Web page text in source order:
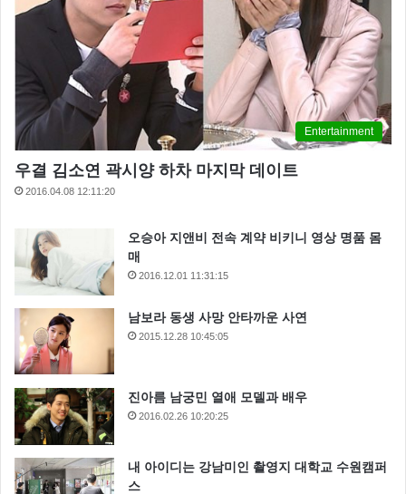
Entertainment
우결 김소연 곽시양 하차 마지막 데이트
2016.04.08 12:11:20
오승아 지앤비 전속 계약 비키니 영상 명품 몸
매
2016.12.01 11:31:15
남보라 동생 사망 안타까운 사연
2015.12.28 10:45:05
진아름 남궁민 열애 모델과 배우
2016.02.26 10:20:25
내 아이디는 강남미인 촬영지 대학교 수원캠퍼
스